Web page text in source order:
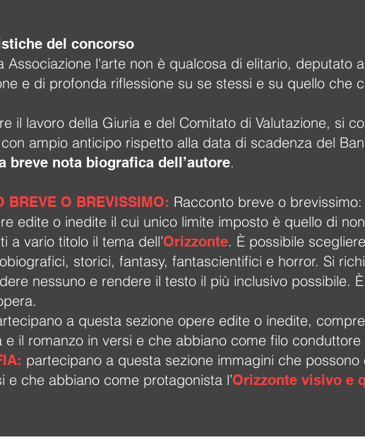
del concorso
Associazione l'arte non è qualcosa di elitario, deputato
e di profonda riflessione su se stessi e su quello che
il lavoro della Giuria e del Comitato di Valutazione, si
ampio anticipo rispetto alla data di scadenza del
breve nota biografica dell’autore.
BREVE O BREVISSIMO: Racconto breve o
edite o inedite il cui unico limite imposto è quello di
a vario titolo il tema dell’Orizzonte. È possibile
storici, fantasy, fantascientifici e horror. Si
nessuno e rendere il testo il più inclusivo possibile.
a questa sezione opere edite o inedite,
e il romanzo in versi e che abbiano come filo
partecipano a questa sezione immagini che
e che abbiano come protagonista l’Orizzonte visivo e